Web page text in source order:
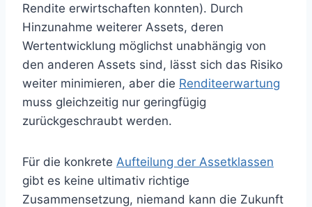
Rendite erwirtschaften konnten). Durch
Hinzunahme weiterer Assets, deren
Wertentwicklung möglichst unabhängig von
den anderen Assets sind, lässt sich das Risiko
weiter minimieren, aber die Renditeerwartung
muss gleichzeitig nur geringfügig
zurückgeschraubt werden.
Für die konkrete Aufteilung der Assetklassen
gibt es keine ultimativ richtige
Zusammensetzung, niemand kann die Zukunft